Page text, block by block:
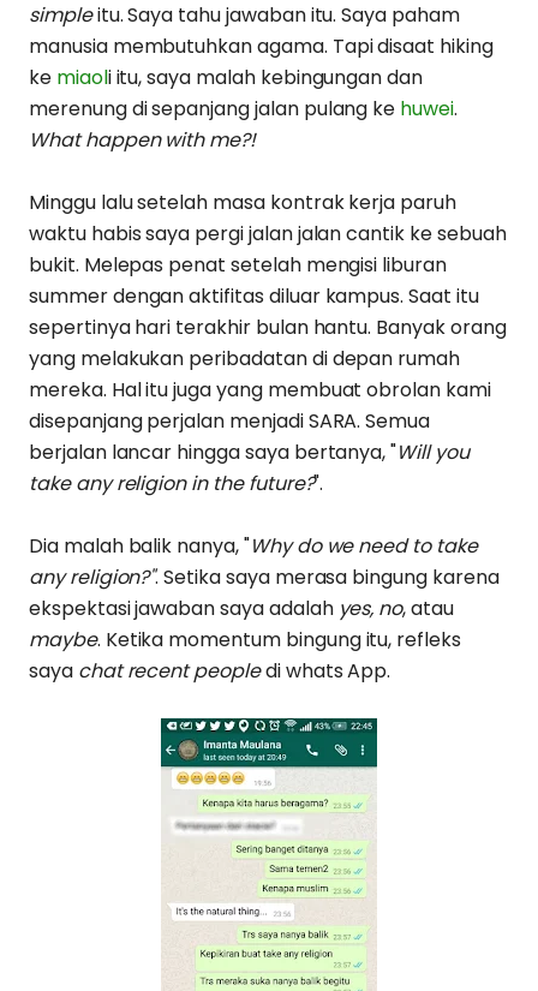
simpleitu. Saya tahu jawaban itu. Saya paham
manusia membutuhkan agama. Tapi disaat hiking
ke miaoli itu, saya malah kebingungan dan
merenung di sepanjang jalan pulang ke huwei.
What happen with me?!
Minggu lalu setelah masa kontrak kerja paruh
waktu habis saya pergi jalan jalan cantik ke sebuah
bukit. Melepas penat setelah mengisi liburan
summer dengan aktifitas diluar kampus. Saat itu
sepertinya hari terakhir bulan hantu. Banyak orang
yang melakukan peribadatan di depan rumah
mereka. Hal itu juga yang membuat obrolan kami
disepanjang perjalan menjadi SARA. Semua
berjalan lancar hingga saya bertanya, "Will you
take any religion in the future?".
Dia malah balik nanya, "Why do we need to take
any religion?". Setika saya merasa bingung karena
ekspektasi jawaban saya adalah yes, no, atau
maybe. Ketika momentum bingung itu, refleks
saya chat recent peopledi whats App.